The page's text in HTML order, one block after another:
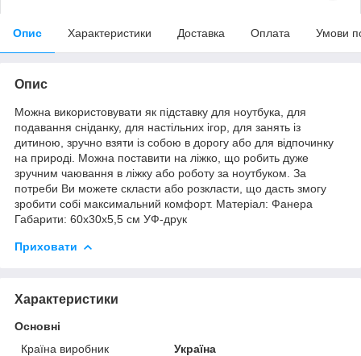
Опис Характеристики Доставка Оплата Умови
Опис
Можна використовувати як підставку для ноутбука, для
подавання сніданку, для настільних ігор, для занять із
дитиною, зручно взяти із собою в дорогу або для відпочинку
на природі. Можна поставити на ліжко, що робить дуже
зручним чаювання в ліжку або роботу за ноутбуком. За
потреби Ви можете скласти або розкласти, що дасть змогу
зробити собі максимальний комфорт. Матеріал: Фанера
Габарити: 60х30x5,5 см УФ-друк
Приховати
Характеристики
Основні
Країна виробник
Україна